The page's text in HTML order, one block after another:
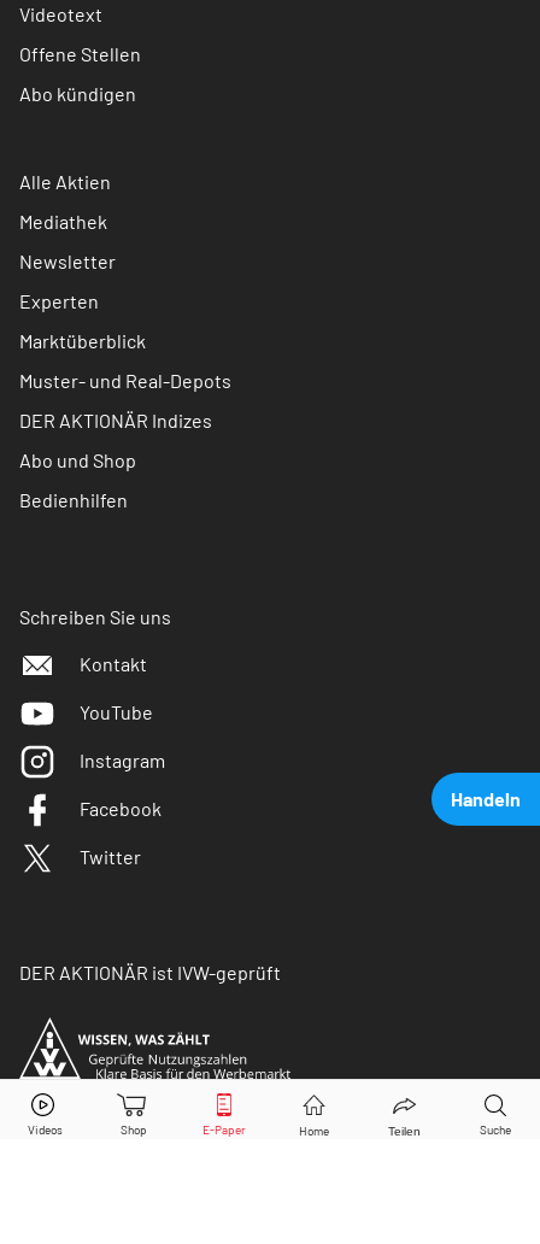
Handeln
Wirecard Aktie jetzt handeln?
Videotext
Offene Stellen
Abo kündigen
Alle Aktien
Mediathek
Newsletter
Experten
Marktüberblick
Muster- und Real-Depots
DER AKTIONÄR Indizes
Abo und Shop
Bedienhilfen
Schreiben Sie uns
Kontakt
YouTube
Instagram
Facebook
Twitter
DER AKTIONÄR ist IVW-geprüft